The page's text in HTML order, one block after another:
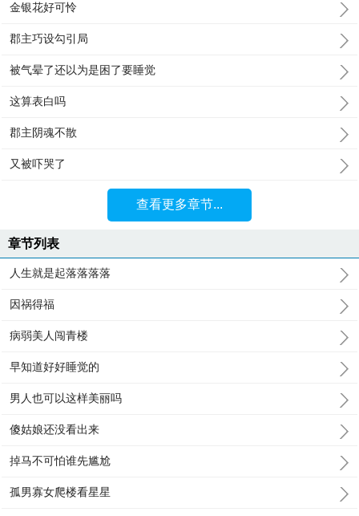
金银花好可怜
郡主巧设勾引局
被气晕了还以为是困了要睡觉
这算表白吗
郡主阴魂不散
又被吓哭了
查看更多章节...
章节列表
人生就是起落落落落
因祸得福
病弱美人闯青楼
早知道好好睡觉的
男人也可以这样美丽吗
傻姑娘还没看出来
掉马不可怕谁先尴尬
孤男寡女爬楼看星星